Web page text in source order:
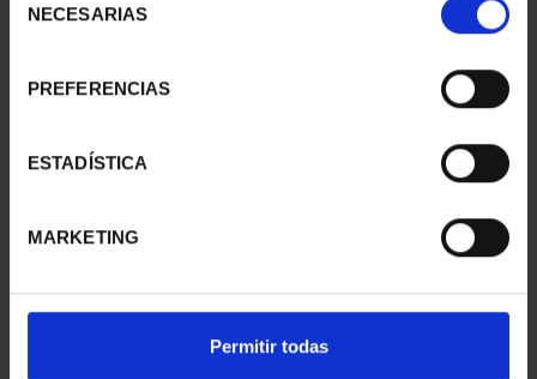
NECESARIAS
PREFERENCIAS
ESTADÍSTICA
MARKETING
Permitir todas
1 Products found
SPANISH CAPITALS -